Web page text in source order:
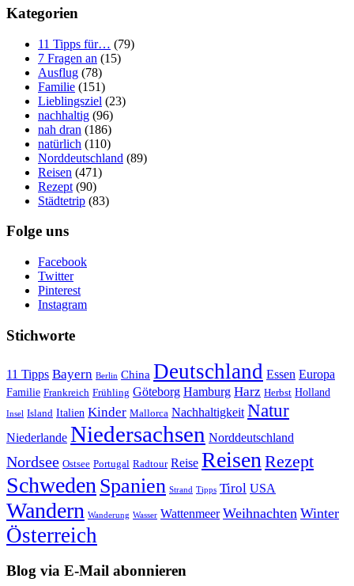
Kategorien
11 Tipps für… (79)
7 Fragen an (15)
Ausflug (78)
Familie (151)
Lieblingsziel (23)
nachhaltig (96)
nah dran (186)
natürlich (110)
Norddeutschland (89)
Reisen (471)
Rezept (90)
Städtetrip (83)
Folge uns
Facebook
Twitter
Pinterest
Instagram
Stichworte
11 Tipps Bayern Berlin China Deutschland Essen Europa
Familie Frankreich Frühling Göteborg Hamburg Harz Herbst Holland
Insel Island Italien Kinder Mallorca Nachhaltigkeit Natur
Niederlande Niedersachsen Norddeutschland
Nordsee Ostsee Portugal Radtour Reise Reisen Rezept
Schweden Spanien Strand Tipps Tirol USA
Wandern Wanderung Wasser Wattenmeer Weihnachten Winter
Österreich
Blog via E-Mail abonnieren